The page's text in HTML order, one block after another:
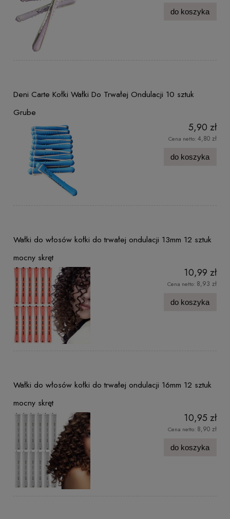
do koszyka
Deni Carte Kołki Wałki Do Trwałej Ondulacji 10 sztuk
Grube
5,90 zł
Cena netto: 4,80 zł
do koszyka
Wałki do włosów kołki do trwałej ondulacji 13mm 12 sztuk
mocny skręt
10,99 zł
Cena netto: 8,93 zł
do koszyka
Wałki do włosów kołki do trwałej ondulacji 16mm 12 sztuk
mocny skręt
10,95 zł
Cena netto: 8,90 zł
do koszyka